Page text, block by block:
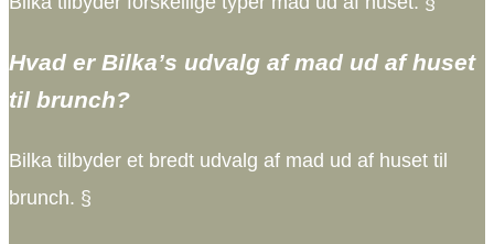
Hvad er Bilka’s udvalg af mad ud af huset
til brunch?
Bilka tilbyder et bredt udvalg af mad ud af huset til
brunch. §